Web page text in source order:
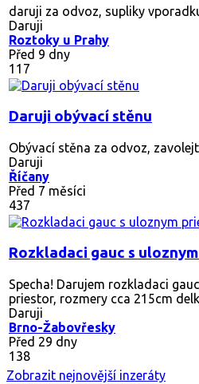
daruji za odvoz, supliky
Daruji
Roztoky u Prahy
Před 9 dny
117
Daruji obývací stěnu
Obývací stěna za odvoz,
Daruji
Říčany
Před 7 měsíci
437
Rozkladaci gauc s
Specha! Darujem rozkladaci
priestor, rozmery cca 215cm
Daruji
Brno-Žabovřesky
Před 29 dny
138
Zobrazit nejnovější inzeráty